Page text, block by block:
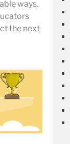
ways.
the next